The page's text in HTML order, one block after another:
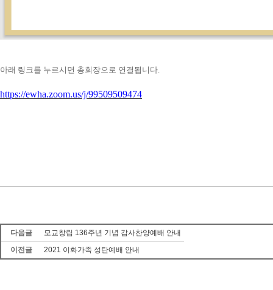
아래 링크를 누르시면 총회장으로 연결됩니다.
https://ewha.zoom.us/j/99509509474
다음글
모교창립 136주년 기념 감사찬양예배 안내
이전글
2021 이화가족 성탄예배 안내